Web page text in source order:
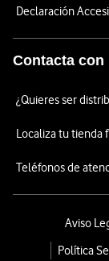
Declaración
Contacta
¿Quieres ser
Localiza tu tienda
Teléfonos de
Aviso
Política